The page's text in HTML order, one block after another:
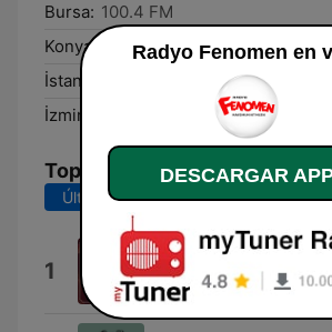
Bursa: 100.4 FM
Konya:
97.0 FM
İstanbul:
İzmir:
Top Canciones
Últimos 7 días Últimos 30 días
1 Angel
LISA
Radyo Fenomen en
DESCARGAR